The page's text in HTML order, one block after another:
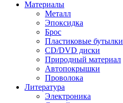
Материалы
Металл
Эпоксидка
Брос
Пластиковые бутылки
CD/DVD диски
Природный материал
Автопокрышки
Проволока
Литература
Электроника